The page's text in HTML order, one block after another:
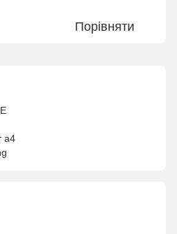
Порівняти
а4